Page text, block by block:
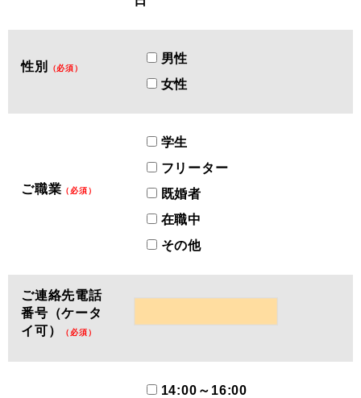
性別 （必須）
男性
女性
ご職業 （必須）
学生
フリーター
既婚者
在職中
その他
ご連絡先電話
番号（ケータ
イ可）
（必須）
14:00～16:00